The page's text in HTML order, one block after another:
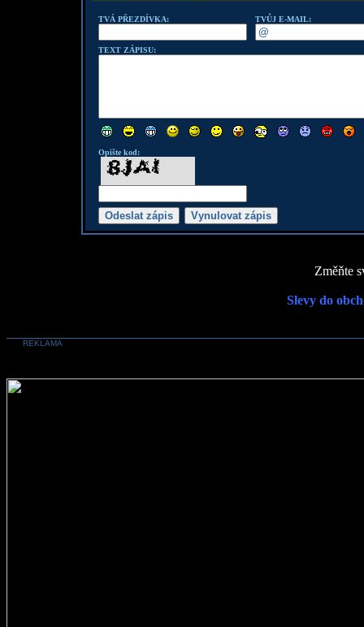
TVÁ PŘEZDÍVKA: TVŮJ E-MAIL:
TEXT ZÁPISU:
Opište kod:
Změňte
Slevy do
REKLAMA